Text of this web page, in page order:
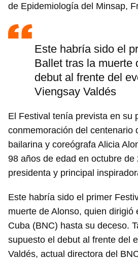
de Epidemiología del Minsap,
Este habría sido el
Ballet tras la muerte
debut al frente del
Viengsay Valdés
El Festival tenía prevista en su
conmemoración del centenario
bailarina y coreógrafa Alicia
98 años de edad en octubre de
presidenta y principal
Este habría sido el primer
muerte de Alonso, quien dirigió
Cuba (BNC) hasta su deceso.
supuesto el debut al frente del
Valdés, actual directora del